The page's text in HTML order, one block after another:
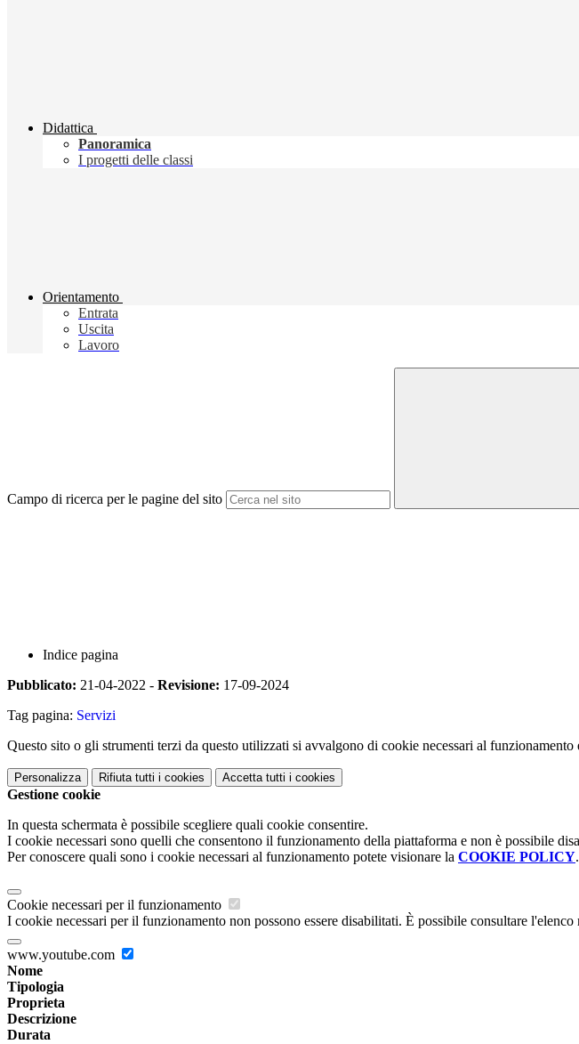
Didattica
Panoramica
I progetti delle classi
Orientamento
Entrata
Uscita
Lavoro
Campo di ricerca per le pagine del sito
Indice pagina
Pubblicato: 21-04-2022 - Revisione: 17-09-2024
Tag pagina: Servizi
Questo sito o gli strumenti terzi da questo utilizzati si avvalgono di cookie necessari al
Personalizza Rifiuta tutti i cookies Accetta tutti i cookies
Gestione cookie
In questa schermata è possibile scegliere quali cookie consentire.
I cookie necessari sono quelli che consentono il funzionamento della piattaforma e non è possibile
Per conoscere quali sono i cookie necessari al funzionamento potete visionare la COOKIE POLICY.
Cookie necessari per il funzionamento
I cookie necessari per il funzionamento non possono essere disabilitati. È possibile consultare
www.youtube.com
Nome
Tipologia
Proprieta
Descrizione
Durata